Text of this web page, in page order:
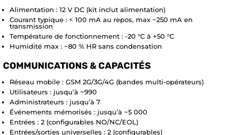
Alimentation : 12 V DC (kit inclut alimentation)
Courant typique : < 100 mA au repos, max ~250 mA en
transmission
Température de fonctionnement : -20 °C à +50 °C
Humidité max : ~80 % HR sans condensation
COMMUNICATIONS & CAPACITÉS
Réseau mobile : GSM 2G/3G/4G (bandes multi-opérateurs)
Utilisateurs : jusqu’à ~990
Administrateurs : jusqu’à 7
Événements mémorisés : jusqu’à ~5 000
Entrées : 2 (configurables NO/NC/EOL)
Entrées/sorties universelles : 2 (configurables)